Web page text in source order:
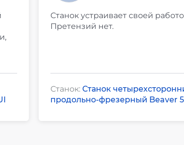
Станок устраивает своей
Претензий нет.
Станок: Станок
продольно-фрезерный Beaver